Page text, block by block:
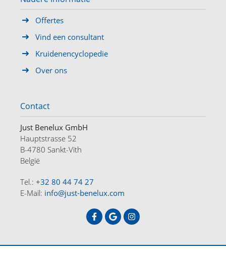
OFFERTES OVER ONS
DE FR NL
Offertes
Vind een consultant
Kruidenencyclopedie
Over ons
Contact
Just Benelux GmbH
Hauptstrasse 52
B-4780 Sankt-Vith
België
Tel.: +32 80 44 74 27
E-Mail: info@just-benelux.com